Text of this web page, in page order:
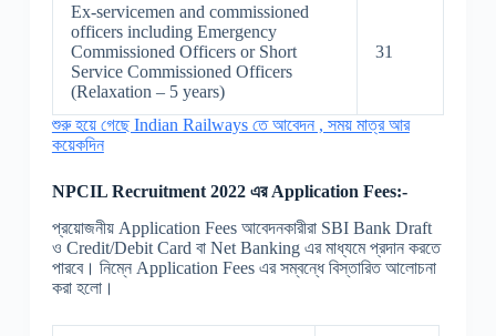
Ex-servicemen and commissioned
officers including Emergency
Commissioned Officers or Short
Service Commissioned Officers
(Relaxation – 5 years)
31
শুরু হয়ে গেছে Indian Railways তে আবেদন , সময় মাত্র আর
কয়েকদিন
NPCIL Recruitment 2022 এর Application Fees:-
প্রয়োজনীয় Application Fees আবেদনকারীরা SBI Bank Draft
ও Credit/Debit Card বা Net Banking এর মাধ্যমে প্রদান করতে
পারবে। নিম্নে Application Fees এর সম্বন্ধে বিস্তারিত আলোচনা
করা হলো।